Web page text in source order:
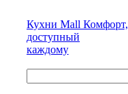
Кухни Mall Комфорт,
доступный
каждому